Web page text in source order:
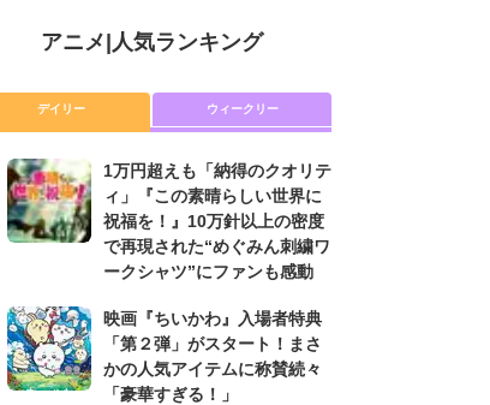
アニメ| 人気ランキング
デイリー ウィークリー
1万円超えも「納得のクオリテ
ィ」『この素晴らしい世界に
祝福を！』10万針以上の密度
で再現された“めぐみん刺繍ワ
ークシャツ”にファンも感動
映画『ちいかわ』入場者特典
「第２弾」がスタート！まさ
かの人気アイテムに称賛続々
「豪華すぎる！」